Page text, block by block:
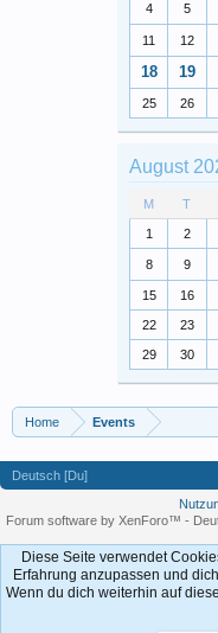
4 5
11 12
18
19
25 26
August
M T
1 2
8 9
15 16
22 23
29 30
Home Events
Deutsch [Du]
Forum software by XenForo™ -
Diese Seite verwendet
Erfahrung anzupassen und
Wenn du dich weiterhin auf